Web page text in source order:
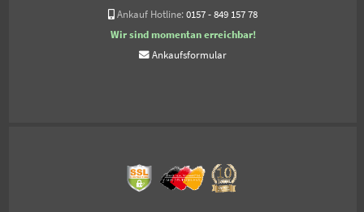
Ankauf Hotline: 0157 - 849 157 78
Wir sind momentan erreichbar!
Ankaufsformular